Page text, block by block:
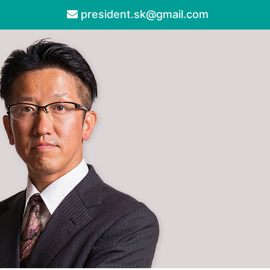
president.sk@gmail.com